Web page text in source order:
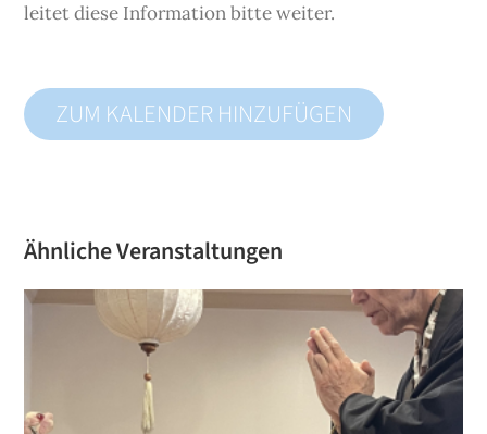
leitet diese Information bitte weiter.
ZUM KALENDER HINZUFÜGEN
Ähnliche Veranstaltungen